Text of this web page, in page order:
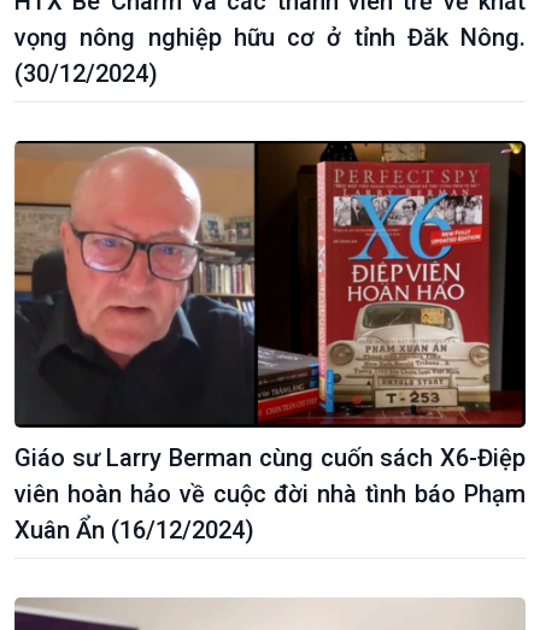
Tin Chính trị
Chính phủ với người dân
Quốc hội với cử tri
Xây dựng đảng
Đảng trong cuộc sống
Nhận diện sự thật
Pháp luật và đời sống
Tin thế giới
Vấn đề quốc tế
Hồ sơ sự kiện quốc tế
Thế giới & Việt Nam
Biên cương - Một dải vững
bền
vọng nông nghiệp hữu cơ ở tỉnh Đăk Nông.
(30/12/2024)
Giáo sư Larry Berman cùng cuốn sách X6-Điệp
viên hoàn hảo về cuộc đời nhà tình báo Phạm
Xuân Ẩn (16/12/2024)